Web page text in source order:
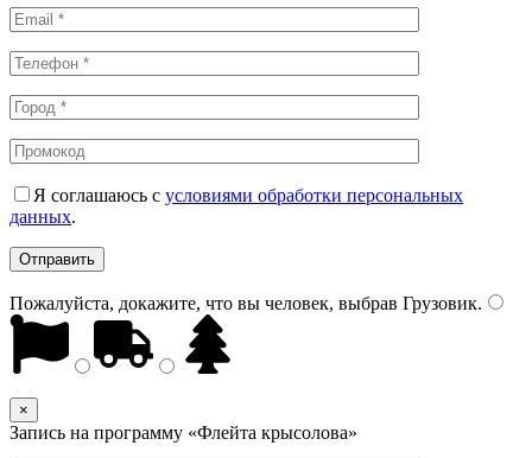
Я соглашаюсь с условиями обработки персональных
данных.
Пожалуйста, докажите, что вы человек, выбрав Грузовик.
×
Запись на программу «Флейта крысолова»